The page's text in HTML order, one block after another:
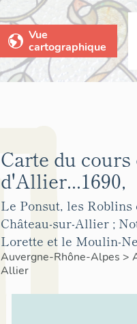
Vue
cartographique
Carte du
d'Allier...1690,
Le Ponsut, les
Château-sur-Allier ;
Lorette et le Moulin-
Auvergne-Rhône-Alpes >
Allier